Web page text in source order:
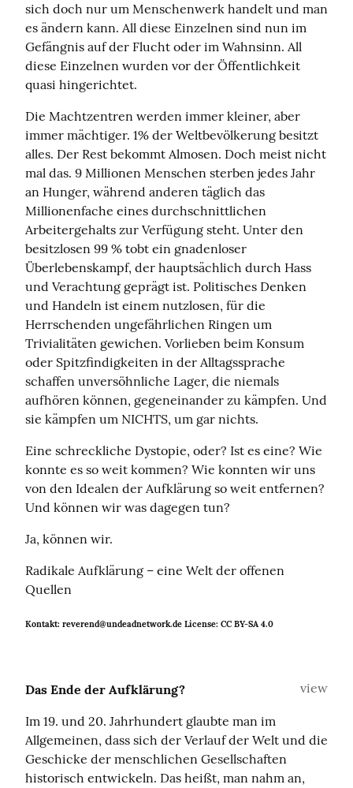
sich doch nur um Menschenwerk handelt und man
es ändern kann. All diese Einzelnen sind nun im
Gefängnis auf der Flucht oder im Wahnsinn. All
diese Einzelnen wurden vor der Öffentlichkeit
quasi hingerichtet.
Die Machtzentren werden immer kleiner, aber
immer mächtiger. 1% der Weltbevölkerung besitzt
alles. Der Rest bekommt Almosen. Doch meist nicht
mal das. 9 Millionen Menschen sterben jedes Jahr
an Hunger, während anderen täglich das
Millionenfache eines durchschnittlichen
Arbeitergehalts zur Verfügung steht. Unter den
besitzlosen 99 % tobt ein gnadenloser
Überlebenskampf, der hauptsächlich durch Hass
und Verachtung geprägt ist. Politisches Denken
und Handeln ist einem nutzlosen, für die
Herrschenden ungefährlichen Ringen um
Trivialitäten gewichen. Vorlieben beim Konsum
oder Spitzfindigkeiten in der Alltagssprache
schaffen unversöhnliche Lager, die niemals
aufhören können, gegeneinander zu kämpfen. Und
sie kämpfen um NICHTS, um gar nichts.
Eine schreckliche Dystopie, oder? Ist es eine? Wie
konnte es so weit kommen? Wie konnten wir uns
von den Idealen der Aufklärung so weit entfernen?
Und können wir was dagegen tun?
Ja, können wir.
Radikale Aufklärung – eine Welt der offenen
Quellen
Kontakt: reverend@undeadnetwork.de License: CC BY-SA 4.0
view
Das Ende der Aufklärung?
Im 19. und 20. Jahrhundert glaubte man im
Allgemeinen, dass sich der Verlauf der Welt und die
Geschicke der menschlichen Gesellschaften
historisch entwickeln. Das heißt, man nahm an,